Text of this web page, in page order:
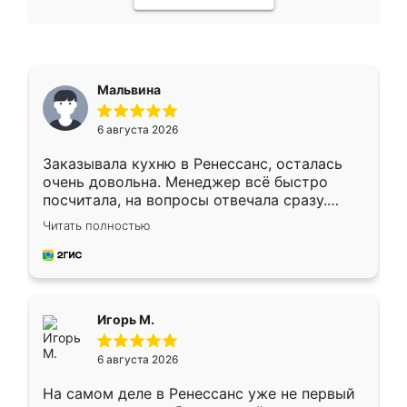
Мальвина
6 августа 2026
Заказывала кухню в Ренессанс, осталась
очень довольна. Менеджер всё быстро
посчитала, на вопросы отвечала сразу.
Замерщик приехал в субботу, подошёл к
делу со всей ответственностью. Собрали
за день, ребята работали аккуратно, даже
Читать полностью
Игорь М.
6 августа 2026
На самом деле в Ренессанс уже не первый